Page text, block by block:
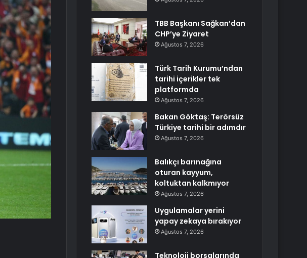
TBB Başkanı Sağkan’dan
CHP’ye Ziyaret
Ağustos 7, 2026
Türk Tarih Kurumu’ndan
tarihi içerikler tek
platformda
Ağustos 7, 2026
Bakan Göktaş: Terörsüz
Türkiye tarihi bir adımdır
Ağustos 7, 2026
Balıkçı barınağına
oturan kayyum,
koltuktan kalkmıyor
Ağustos 7, 2026
Uygulamalar yerini
yapay zekaya bırakıyor
Ağustos 7, 2026
Teknoloji borsalarında